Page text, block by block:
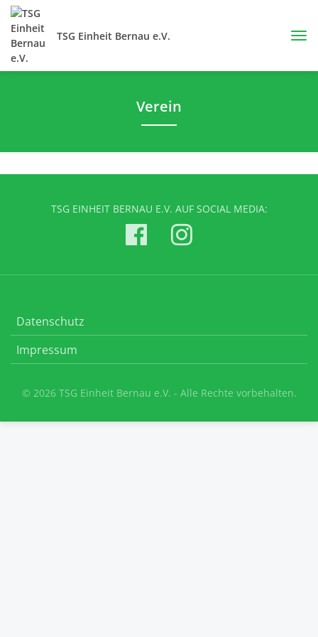
TSG Einheit Bernau e.V.
Verein
TSG EINHEIT BERNAU E.V. AUF SOCIAL MEDIA:
Datenschutz
Impressum
© 2026 TSG Einheit Bernau e.V. - Alle Rechte vorbehalten.